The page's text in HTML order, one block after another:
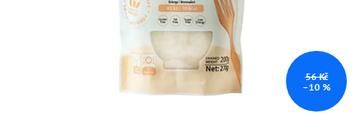
56 Kč
–10 %